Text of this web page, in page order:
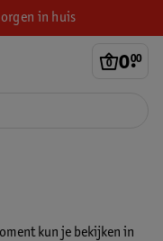
in huis
0.
00
kun je bekijken in